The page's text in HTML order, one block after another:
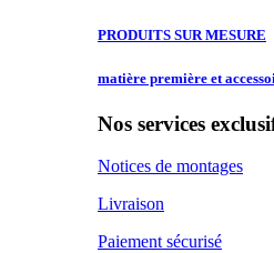
PRODUITS SURMESURE
matière première et
Nos services
Notices de montages
Livraison
Paiement sécurisé